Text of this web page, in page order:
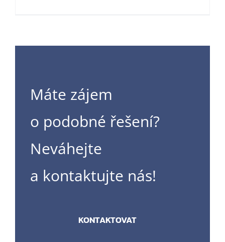
Máte zájem
o podobné řešení?
Neváhejte
a kontaktujte nás!
KONTAKTOVAT